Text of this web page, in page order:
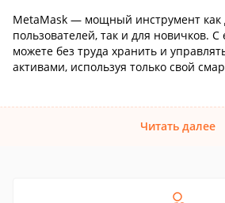
MetaMask — мощный инструмент как
пользователей, так и для новичков.
можете без труда хранить и
активами, используя только свой
Читать далее